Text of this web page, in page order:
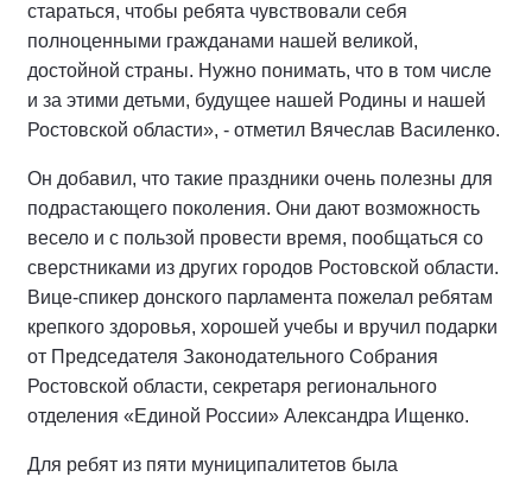
стараться, чтобы ребята чувствовали себя
полноценными гражданами нашей великой,
достойной страны. Нужно понимать, что в том числе
и за этими детьми, будущее нашей Родины и нашей
Ростовской области», - отметил Вячеслав Василенко.
Он добавил, что такие праздники очень полезны для
подрастающего поколения. Они дают возможность
весело и с пользой провести время, пообщаться со
сверстниками из других городов Ростовской области.
Вице-спикер донского парламента пожелал ребятам
крепкого здоровья, хорошей учебы и вручил подарки
от Председателя Законодательного Собрания
Ростовской области, секретаря регионального
отделения «Единой России» Александра Ищенко.
Для ребят из пяти муниципалитетов была